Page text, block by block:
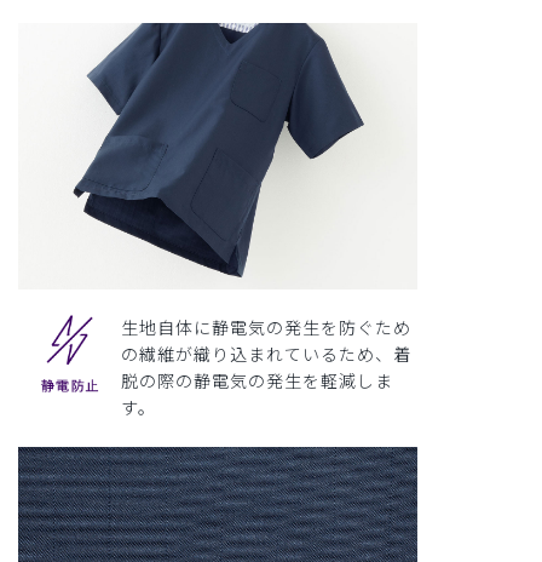
生地自体に静電気の発生を防ぐため
の繊維が織り込まれているため、着
脱の際の静電気の発生を軽減しま
す。